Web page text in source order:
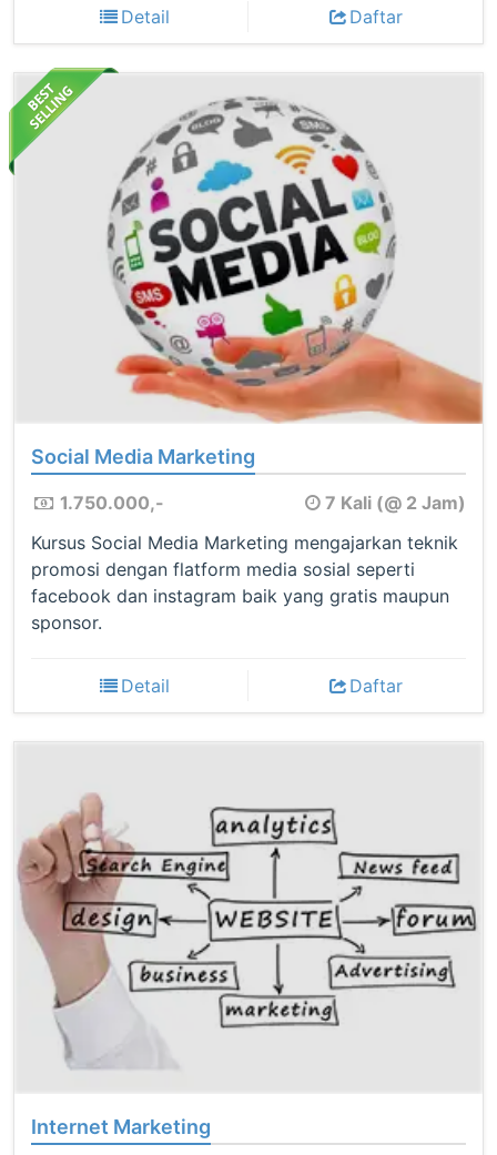
Detail Daftar
Social Media Marketing
1.750.000,-
7 Kali (@ 2 Jam)
Kursus Social Media Marketing mengajarkan teknik
promosi dengan flatform media sosial seperti
facebook dan instagram baik yang gratis maupun
sponsor.
Detail Daftar
Internet Marketing